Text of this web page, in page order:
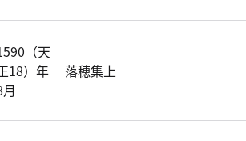
（天
18）年
落穂集上